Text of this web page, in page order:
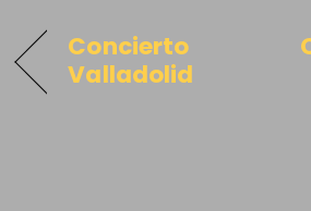
Concierto
Valladolid